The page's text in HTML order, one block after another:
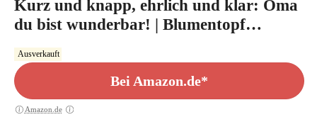
Kurz und knapp, ehrlich und klar: Oma
du bist wunderbar! | Blumentopf
(ø16cm) mit Bilderrahmen für Zwei
Fotos (10x15cm)
Ausverkauft
Bei Amazon.de*
Amazon.de